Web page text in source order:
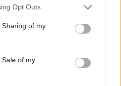
app uses one or more Google
behaviour. You may click to
and its third-party tags to
purposes in below Google
Opt Outs
of my
of my
maga a paradicsom. A
kislányokkal 18 évesek
sem kellene
évessel szexelt. Ha pedig